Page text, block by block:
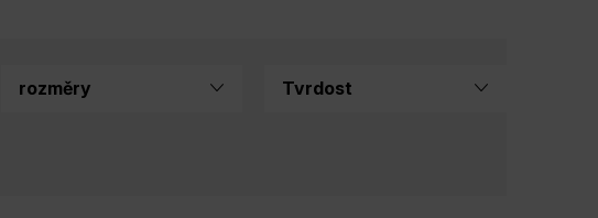
rozměry Tvrdost